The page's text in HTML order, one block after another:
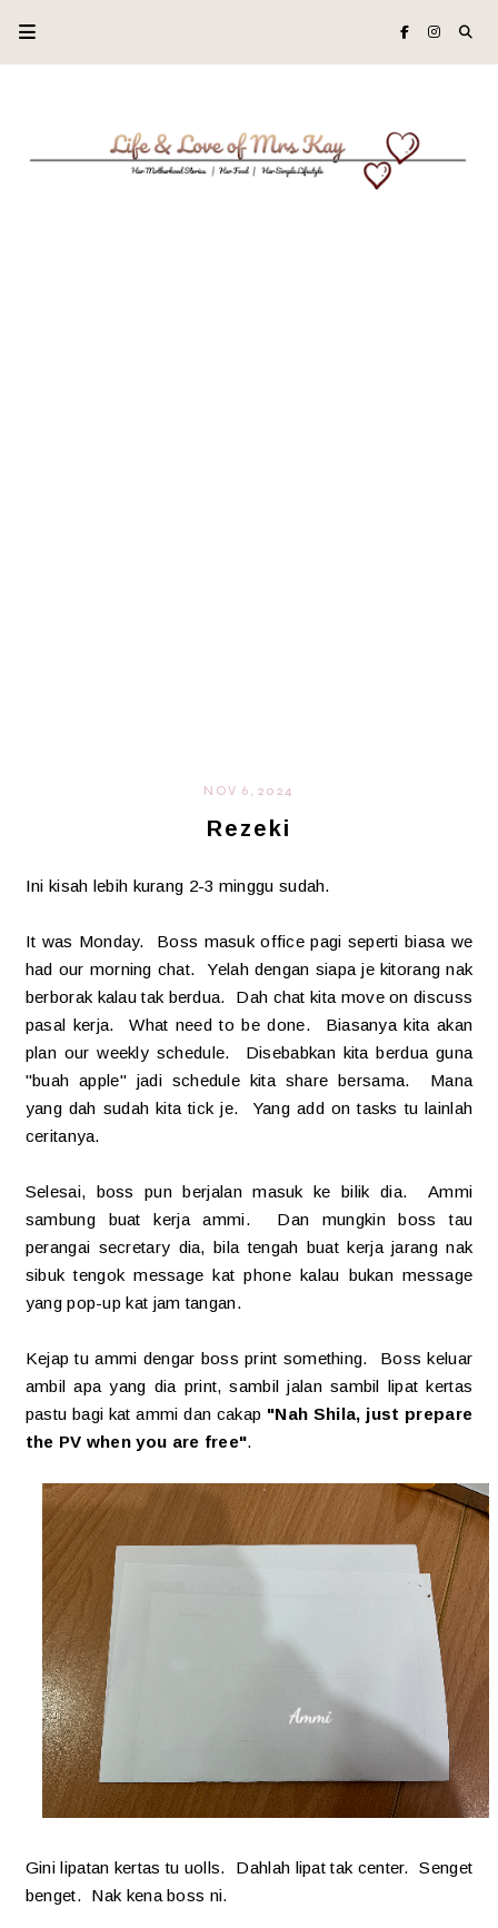
NOV 6, 2024
Rezeki
Ini kisah lebih kurang 2-3 minggu sudah.
It was Monday. Boss masuk office pagi seperti biasa we
had our morning chat. Yelah dengan siapa je kitorang nak
berborak kalau tak berdua. Dah chat kita move on discuss
pasal kerja. What need to be done. Biasanya kita akan
plan our weekly schedule. Disebabkan kita berdua guna
"buah apple" jadi schedule kita share bersama. Mana
yang dah sudah kita tick je. Yang add on tasks tu lainlah
ceritanya.
Selesai, boss pun berjalan masuk ke bilik dia. Ammi
sambung buat kerja ammi. Dan mungkin boss tau
perangai secretary dia, bila tengah buat kerja jarang nak
sibuk tengok message kat phone kalau bukan message
yang pop-up kat jam tangan.
Kejap tu ammi dengar boss print something. Boss keluar
ambil apa yang dia print, sambil jalan sambil lipat kertas
pastu bagi kat ammi dan cakap "Nah Shila, just prepare
the PV when you are free".
Gini lipatan kertas tu uolls. Dahlah lipat tak center. Senget
benget. Nak kena boss ni.